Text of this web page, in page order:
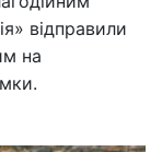
відправили
на